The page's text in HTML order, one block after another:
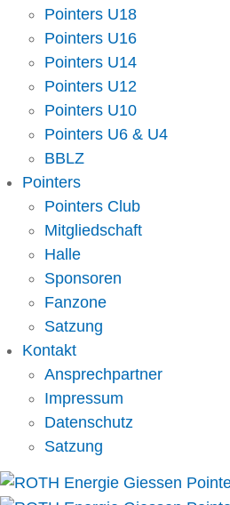
Pointers U18
Pointers U16
Pointers U14
Pointers U12
Pointers U10
Pointers U6 & U4
BBLZ
Pointers
Pointers Club
Mitgliedschaft
Halle
Sponsoren
Fanzone
Satzung
Kontakt
Ansprechpartner
Impressum
Datenschutz
Satzung